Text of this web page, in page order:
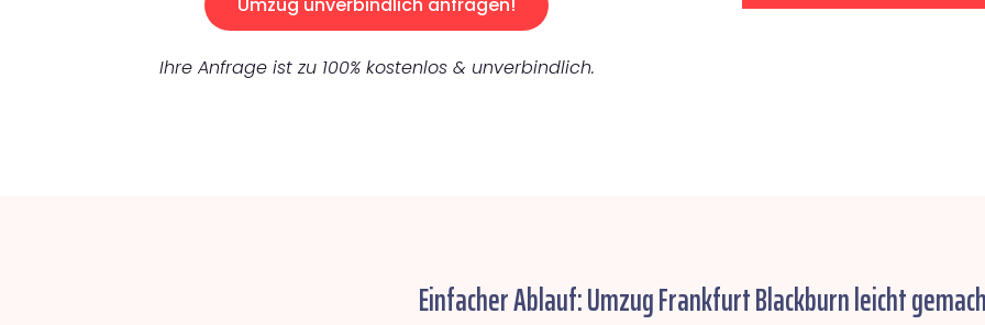
Ihre Anfrage ist zu 100% kostenlos & unverbindlich.
Einfacher Ablauf: Umzug Frankfurt Blackburn leicht